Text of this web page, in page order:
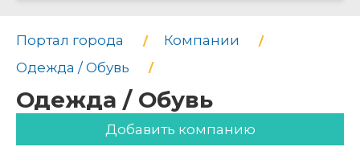
Портал города
Компании
Одежда / Обувь
Одежда / Обувь
Добавить компанию